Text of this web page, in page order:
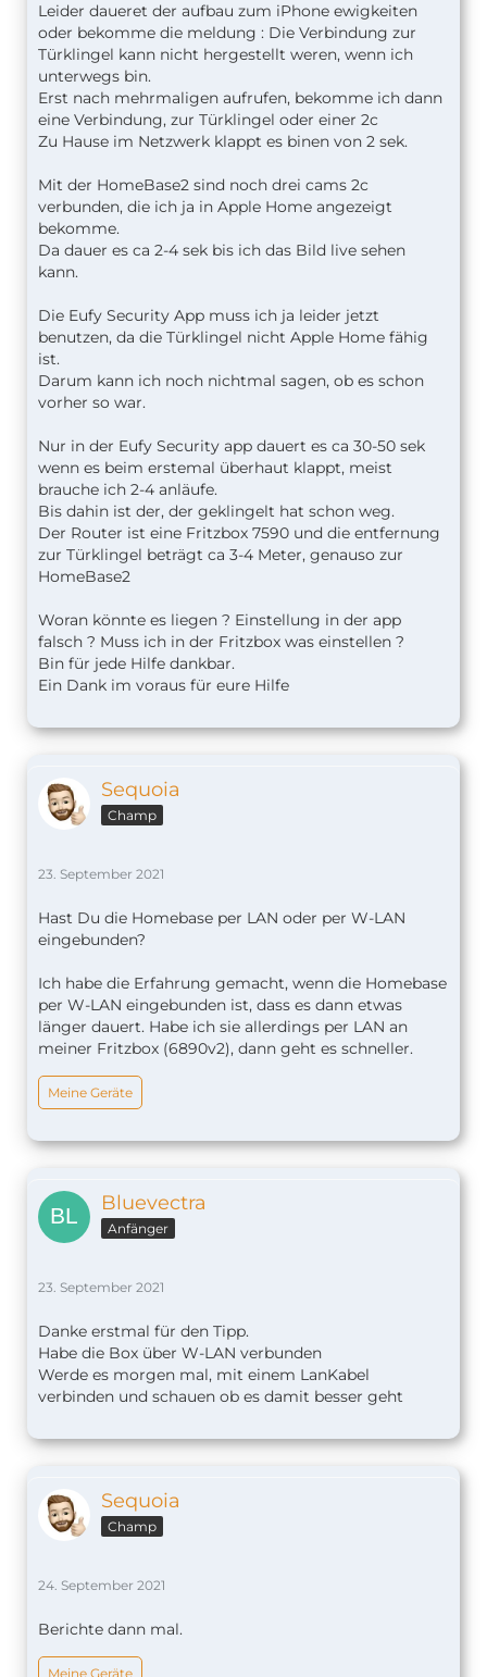
Leider daueret der aufbau zum iPhone ewigkeiten
oder bekomme die meldung : Die Verbindung zur
Türklingel kann nicht hergestellt weren, wenn ich
unterwegs bin.
Erst nach mehrmaligen aufrufen, bekomme ich dann
eine Verbindung, zur Türklingel oder einer 2c
Zu Hause im Netzwerk klappt es binen von 2 sek.
Mit der HomeBase2 sind noch drei cams 2c
verbunden, die ich ja in Apple Home angezeigt
bekomme.
Da dauer es ca 2-4 sek bis ich das Bild live sehen
kann.
Die Eufy Security App muss ich ja leider jetzt
benutzen, da die Türklingel nicht Apple Home fähig
ist.
Darum kann ich noch nichtmal sagen, ob es schon
vorher so war.
Nur in der Eufy Security app dauert es ca 30-50 sek
wenn es beim erstemal überhaut klappt, meist
brauche ich 2-4 anläufe.
Bis dahin ist der, der geklingelt hat schon weg.
Der Router ist eine Fritzbox 7590 und die entfernung
zur Türklingel beträgt ca 3-4 Meter, genauso zur
HomeBase2
Woran könnte es liegen ? Einstellung in der app
falsch ? Muss ich in der Fritzbox was einstellen ?
Bin für jede Hilfe dankbar.
Ein Dank im voraus für eure Hilfe
Sequoia
Champ
23. September 2021
Hast Du die Homebase per LAN oder per W-LAN
eingebunden?
Ich habe die Erfahrung gemacht, wenn die Homebase
per W-LAN eingebunden ist, dass es dann etwas
länger dauert. Habe ich sie allerdings per LAN an
meiner Fritzbox (6890v2), dann geht es schneller.
Meine Geräte
Bluevectra
Anfänger
23. September 2021
Danke erstmal für den Tipp.
Habe die Box über W-LAN verbunden
Werde es morgen mal, mit einem LanKabel
verbinden und schauen ob es damit besser geht
Sequoia
Champ
24. September 2021
Berichte dann mal.
Meine Geräte